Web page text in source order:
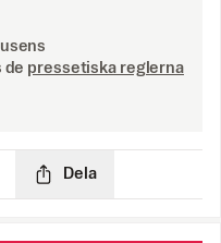
de pressetiska reglerna
Dela